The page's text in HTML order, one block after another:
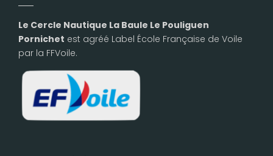
Le Cercle Nautique La Baule Le Pouliguen
Pornichet est agréé Label École Française de Voile
par la FFVoile.